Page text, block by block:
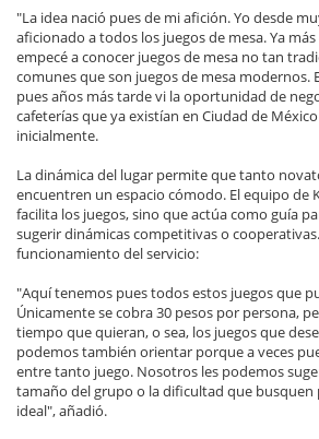
"La idea nació pues de mi afición. Yo desde
aficionado a todos los juegos de mesa. Ya
empecé a conocer juegos de mesa no tan
comunes que son juegos de mesa modernos.
pues años más tarde vi la oportunidad de
cafeterías que ya existían en Ciudad de
inicialmente.
La dinámica del lugar permite que tanto
encuentren un espacio cómodo. El equipo de
facilita los juegos, sino que actúa como guía
sugerir dinámicas competitivas o
funcionamiento del servicio:
"Aquí tenemos pues todos estos juegos que
Únicamente se cobra 30 pesos por persona,
tiempo que quieran, o sea, los juegos que
podemos también orientar porque a veces
entre tanto juego. Nosotros les podemos
tamaño del grupo o la dificultad que busquen
ideal", añadió.